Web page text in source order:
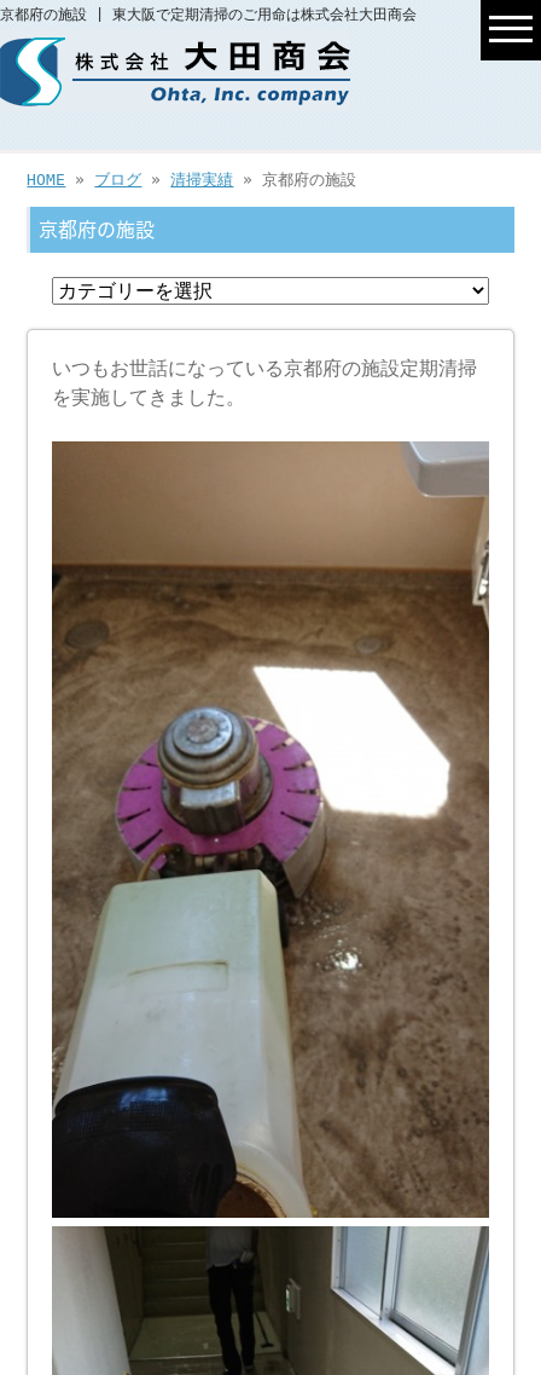
京都府の施設 | 東大阪で定期清掃のご用命は株式会社大田商会
HOME » ブログ »清掃実績 » 京都府の施設
京都府の施設
いつもお世話になっている京都府の施設定期清掃
を実施してきました。